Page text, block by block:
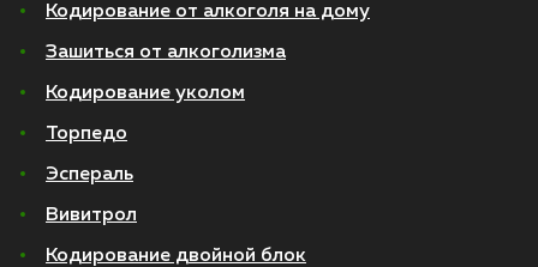
Кодирование от алкоголя на дому
Зашиться от алкоголизма
Кодирование уколом
Торпедо
Эспераль
Вивитрол
Кодирование двойной блок